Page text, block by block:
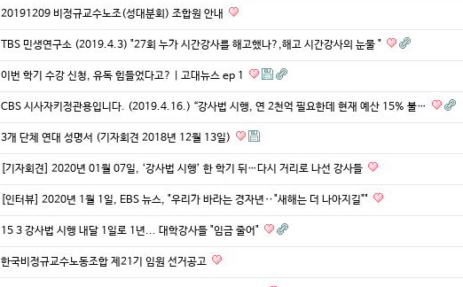
20191209 비정규교수노조(성대분회) 조합원 안내
TBS 민생연구소 (2019.4.3) "27회 누가 시간강사를 해고했나?,해고 시간강사의 눈물 "
이번 학기 수강 신청, 유독 힘들었다고? | 고대뉴스 ep 1
CBS 시사자키정관용입니다. (2019.4.16.) “강사법 시행, 연 2천억 필요한데 현재 예산 15% 불…
3개 단체 연대 성명서 (기자회견 2018년 12월 13일)
[기자회견] 2020년 01월 07일, ‘강사법 시행’ 한 학기 뒤…다시 거리로 나선 강사들
[인터뷰] 2020년 1월 1일, EBS 뉴스, "우리가 바라는 경자년‥"새해는 더 나아지길""
15 3 강사법 시행 내달 1일로 1년... 대학강사들 "임금 줄어"
한국비정규교수노동조합 제21기 임원 선거공고